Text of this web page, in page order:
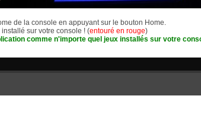
de la console en appuyant sur le bouton Home.
sur votre console ! (entouré en rouge)
comme n'importe quel jeux installés sur votre